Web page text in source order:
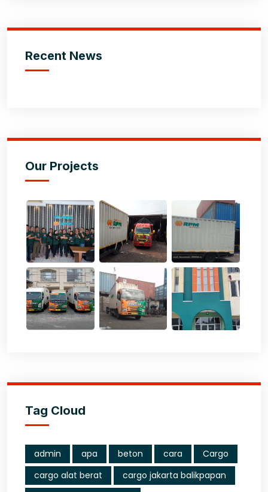
Recent News
Our Projects
Tag Cloud
admin apa beton cara
Cargo
cargo alat berat
cargo jakarta balikpapan